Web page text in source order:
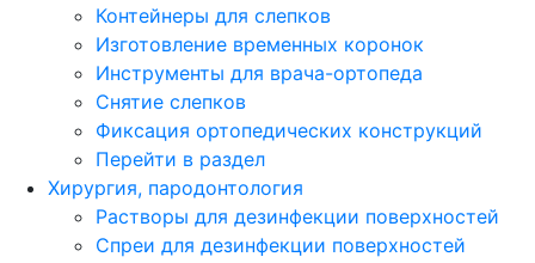
Контейнеры для слепков
Изготовление временных коронок
Инструменты для врача-ортопеда
Снятие слепков
Фиксация ортопедических конструкций
Перейти в раздел
Хирургия, пародонтология
Растворы для дезинфекции поверхностей
Спреи для дезинфекции поверхностей